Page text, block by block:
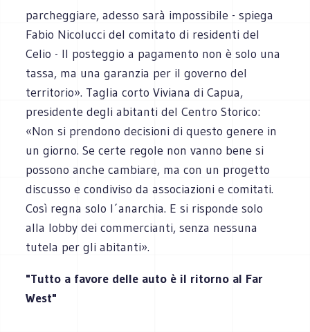
parcheggiare, adesso sarà impossibile - spiega
Fabio Nicolucci del comitato di residenti del
Celio - Il posteggio a pagamento non è solo una
tassa, ma una garanzia per il governo del
territorio». Taglia corto Viviana di Capua,
presidente degli abitanti del Centro Storico:
«Non si prendono decisioni di questo genere in
un giorno. Se certe regole non vanno bene si
possono anche cambiare, ma con un progetto
discusso e condiviso da associazioni e comitati.
Così regna solo l´anarchia. E si risponde solo
alla lobby dei commercianti, senza nessuna
tutela per gli abitanti».
"Tutto a favore delle auto è il ritorno al Far
West"